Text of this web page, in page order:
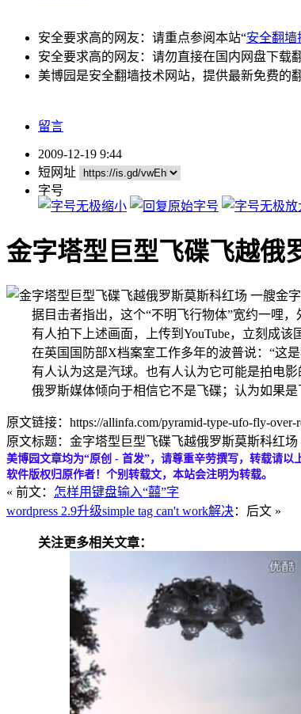
安全要求高的网友：请重点参阅本站“安全翻墙
安全要求高的网友：请勿直接在国内网盘下载
美博园是安全翻墙技术网站，提供最新免费的
留言
2009-12-19 9:44
短网址
字号
金字塔型巨型飞碟飞越俄
一艘金
据目击者指出，这个“不明飞行物体”宽约一哩，
有人拍下上述画面，上传到YouTube，立刻成该
在英国国防部X档案室工作多年的波普说：“这是
有人认为这是汽球。也有人认为它可能是拍电影
俄罗斯媒体倾向于相信它不是飞碟；认为如果是
原文链接：https://allinfa.com/pyramid-type-ufo-fly-over-
原文标题：金字塔型巨型飞碟飞越俄罗斯莫斯科红场
美博园文章均为“原创 - 首发”，请尊重辛劳撰写，转载请以
软件版权归原作者！个别转载文，本站会注明为转载。
« 前文： 怎样用键盘输入“囍”字
wordpress 2.9升级simple tag can't work解决：后文 »
关注更多相关文章：